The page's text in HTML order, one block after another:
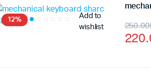
12%
Add to
wishlist
250.00